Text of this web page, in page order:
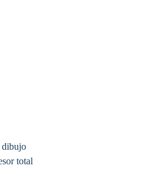
dibujo
total